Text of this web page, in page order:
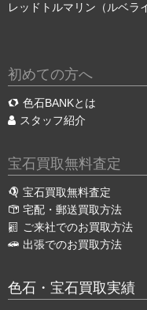
レッドトルマリン（ルベラ
初めての方へ
色石BANKとは
スタッフ紹介
宝石買取無料査定
宝石買取無料査定
宅配・郵送買取方法
ご来社でのお買取方法
出張でのお買取方法
色石・宝石買取実績